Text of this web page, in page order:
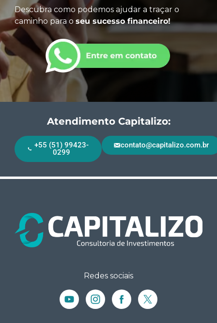
Descubra como podemos ajudar a traçar o
caminho para o seu sucesso financeiro!
Atendimento Capitalizo:
+55 (51) 99423-
0299
contato@capitalizo.com.br
Redes sociais